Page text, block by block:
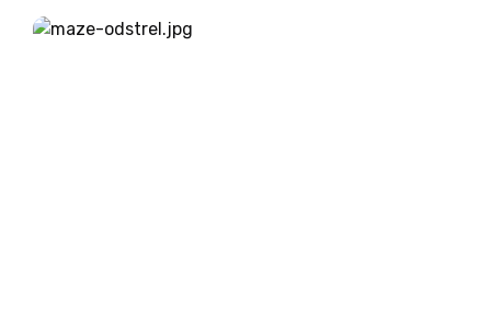
tako zelo podobni? Kot Slovenija in Slovaška.
Glavno mesto, Riga...